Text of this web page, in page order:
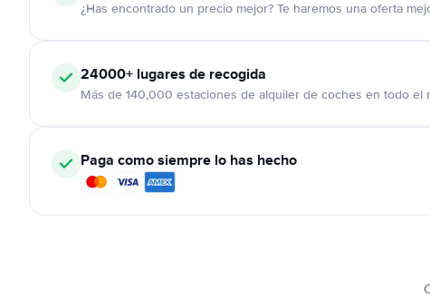
¿Has encontrado un precio mejor? Te haremos una oferta
24000+ lugares de recogida
Más de 140,000 estaciones de alquiler de coches en todo el
Paga como siempre lo has hecho